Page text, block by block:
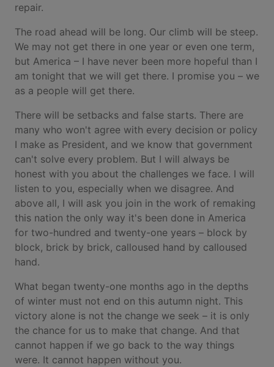
repair.
The road ahead will be long. Our climb will be steep.
We may not get there in one year or even one term,
but America – I have never been more hopeful than I
am tonight that we will get there. I promise you – we
as a people will get there.
There will be setbacks and false starts. There are
many who won't agree with every decision or policy
I make as President, and we know that government
can't solve every problem. But I will always be
honest with you about the challenges we face. I will
listen to you, especially when we disagree. And
above all, I will ask you join in the work of remaking
this nation the only way it's been done in America
for two-hundred and twenty-one years – block by
block, brick by brick, calloused hand by calloused
hand.
What began twenty-one months ago in the depths
of winter must not end on this autumn night. This
victory alone is not the change we seek – it is only
the chance for us to make that change. And that
cannot happen if we go back to the way things
were. It cannot happen without you.